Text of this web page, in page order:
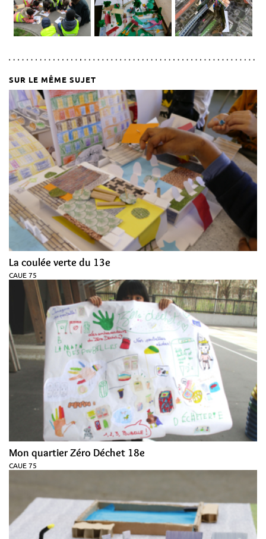
SUR LE MÊME SUJET
La coulée verte du 13e
CAUE 75
Mon quartier Zéro Déchet 18e
CAUE 75